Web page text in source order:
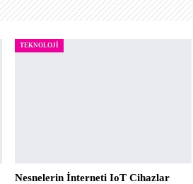
TEKNOLOJI
Nesnelerin İnterneti IoT Cihazlar